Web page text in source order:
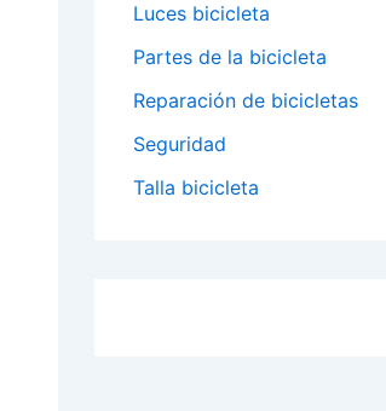
Luces bicicleta
Partes de la bicicleta
Reparación de bicicletas
Seguridad
Talla bicicleta